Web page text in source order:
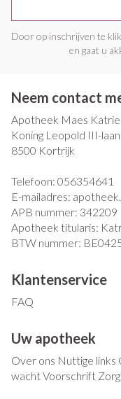
Door op inschrijven te
en gaat u
Neem contact
Apotheek Maes
Koning Leopold III-
8500 Kortrijk
Telefoon: 056354641
E-mailadres:
APB nummer: 342209
Apotheek titularis:
BTW nummer:
Klantenservice
FAQ
Uw apotheek
Over ons Nuttige links
wachtVoorschrift